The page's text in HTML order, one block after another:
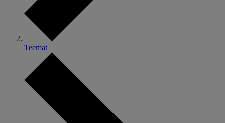
Teemat